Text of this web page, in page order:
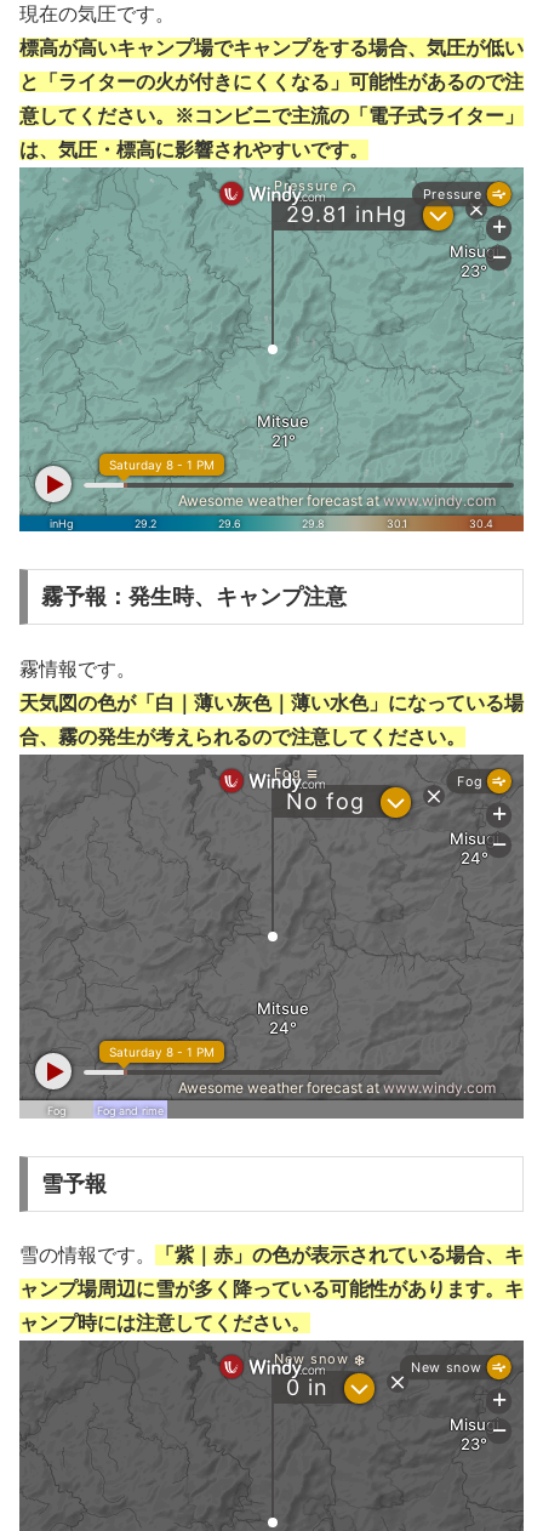
現在の気圧です。
標高が高いキャンプ場でキャンプをする場合、気圧が低い
と「ライターの火が付きにくくなる」可能性があるので注
意してください。※コンビニで主流の「電子式ライター」
は、気圧・標高に影響されやすいです。
霧予報：発生時、キャンプ注意
霧情報です。
天気図の色が「白｜薄い灰色｜薄い水色」になっている場
合、霧の発生が考えられるので注意してください。
雪予報
雪の情報です。
「紫｜赤」の色が表示されている場合、キ
ャンプ場周辺に雪が多く降っている可能性があります。キ
ャンプ時には注意してください。